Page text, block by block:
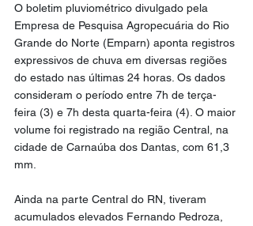
O boletim pluviométrico divulgado pela
Empresa de Pesquisa Agropecuária do Rio
Grande do Norte (Emparn) aponta registros
expressivos de chuva em diversas regiões
do estado nas últimas 24 horas. Os dados
consideram o período entre 7h de terça-
feira (3) e 7h desta quarta-feira (4). O maior
volume foi registrado na região Central, na
cidade de Carnaúba dos Dantas, com 61,3
mm.
Ainda na parte Central do RN, tiveram
acumulados elevados Fernando Pedroza,